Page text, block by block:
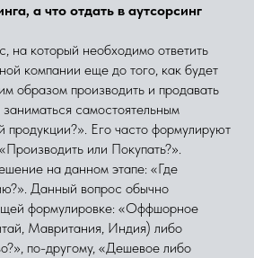
а что отдать в аутсорсинг
на который необходимо ответить
компании еще до того, как будет
образом производить и продавать
самостоятельным
продукции?». Его часто формулируют
или Покупать?».
на данном этапе: «Где
Данный вопрос обычно
формулировке: «Оффшорное
Мавритания, Индия) либо
по-другому, «Дешевое либо